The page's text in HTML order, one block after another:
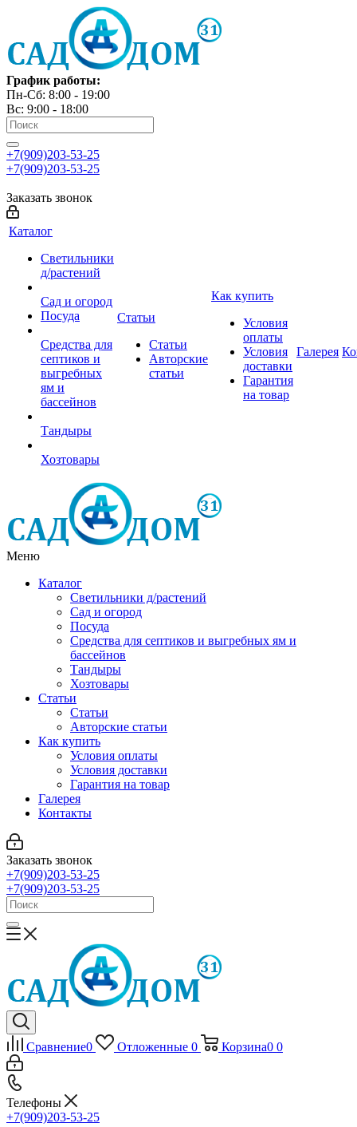
График работы:
Пн-Сб: 8:00 - 19:00
Вс: 9:00 - 18:00
+7(909)203-53-25
+7(909)203-53-25
Заказать звонок
Каталог
Светильники
д/растений
Сад и огород
Посуда
Средства для
септиков и
выгребных
ям и
бассейнов
Тандыры
Хозтовары
Статьи
Статьи
Авторские
статьи
Как купить
Условия
оплаты
Условия
доставки
Гарантия
на товар
Галерея
Меню
Каталог
Светильники д/растений
Сад и огород
Посуда
Средства для септиков и выгребных ям и
бассейнов
Тандыры
Хозтовары
Статьи
Статьи
Авторские статьи
Как купить
Условия оплаты
Условия доставки
Гарантия на товар
Галерея
Контакты
Заказать звонок
+7(909)203-53-25
+7(909)203-53-25
Сравнение0 Отложенные 0 Корзина0 0
Телефоны
+7(909)203-53-25